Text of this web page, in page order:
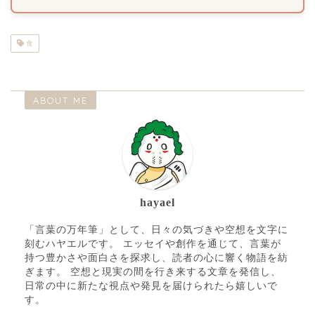
食
ABOUT ME
hayael
「言葉の万年筆」として、日々の気づきや空想を文字に
刻むハヤエルです。 エッセイや創作を通じて、言葉が
持つ豊かさや面白さを探求し、読者の心に響く物語を紡
ぎます。 空想と現実の間を行き来する文章を発信し、
日常の中に新たな視点や発見を届けられたら嬉しいで
す。